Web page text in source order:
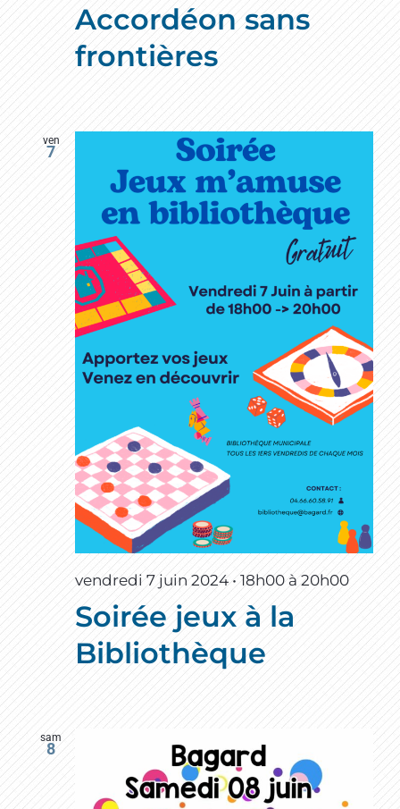
Accordéon sans
frontières
ven
7
vendredi 7 juin 2024 • 18h00 à 20h00
Soirée jeux à la
Bibliothèque
sam
8